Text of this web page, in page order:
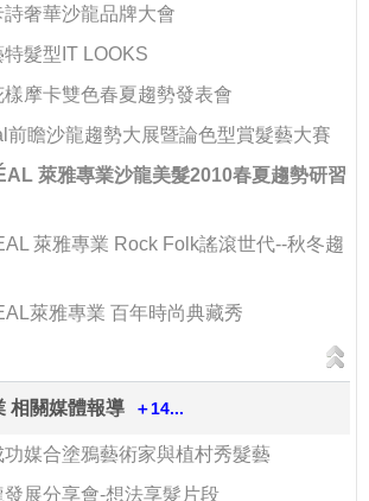
奢華沙龍品牌大會
髮型IT LOOKS
摩卡雙色春夏趨勢發表會
前瞻沙龍趨勢大展暨論色型賞髮藝大賽
萊雅專業沙龍美髮2010春夏趨勢研習
萊雅專業 Rock Folk謠滾世代--秋冬趨
萊雅專業 百年時尚典藏秀
相關媒體報導 ＋14...
媒合塗鴉藝術家與植村秀髮藝
展分享會-想法享髮片段